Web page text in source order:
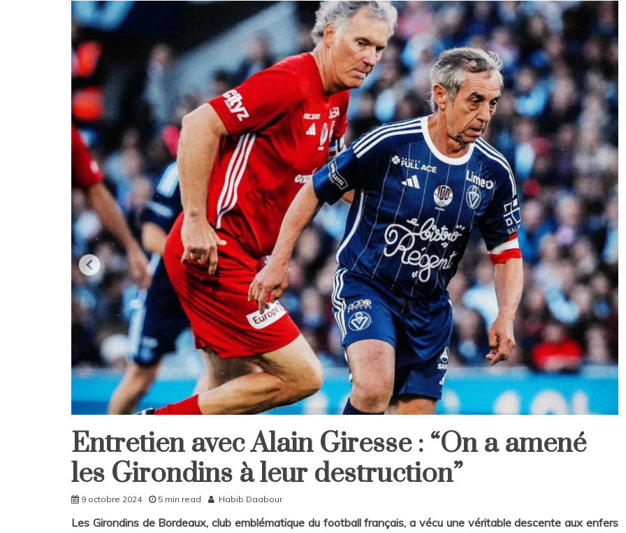
Home
Sport
Entretien avec Alain Giresse : “On a amené
les Girondins à leur destruction”
9 octobre 2024 5 min read Habib Daabour
Les Girondins de Bordeaux, club emblématique du football français, a vécu une véritable descente aux enfers